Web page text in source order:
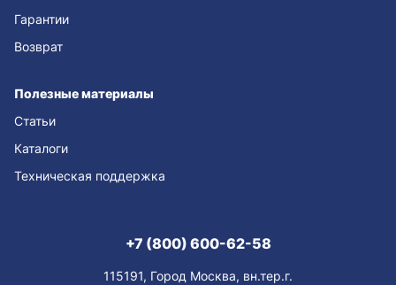
Гарантии
Возврат
Полезные материалы
Статьи
Каталоги
Техническая поддержка
+7 (800) 600-62-58
115191, Город Москва, вн.тер.г.